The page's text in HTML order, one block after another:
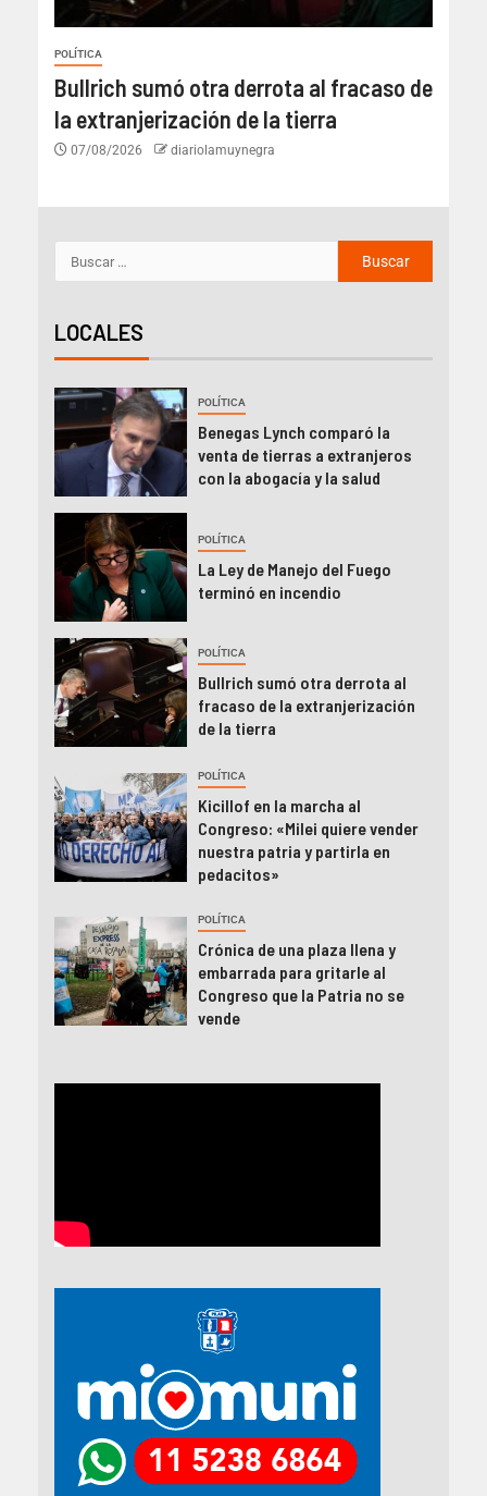
POLÍTICA
Bullrich sumó otra derrota al fracaso de
la extranjerización de la tierra
07/08/2026 diariolamuynegra
LOCALES
POLÍTICA
Benegas Lynch comparó la
venta de tierras a extranjeros
con la abogacía y la salud
POLÍTICA
La Ley de Manejo del Fuego
terminó en incendio
POLÍTICA
Bullrich sumó otra derrota al
fracaso de la extranjerización
de la tierra
POLÍTICA
Kicillof en la marcha al
Congreso: «Milei quiere vender
nuestra patria y partirla en
pedacitos»
POLÍTICA
Crónica de una plaza llena y
embarrada para gritarle al
Congreso que la Patria no se
vende